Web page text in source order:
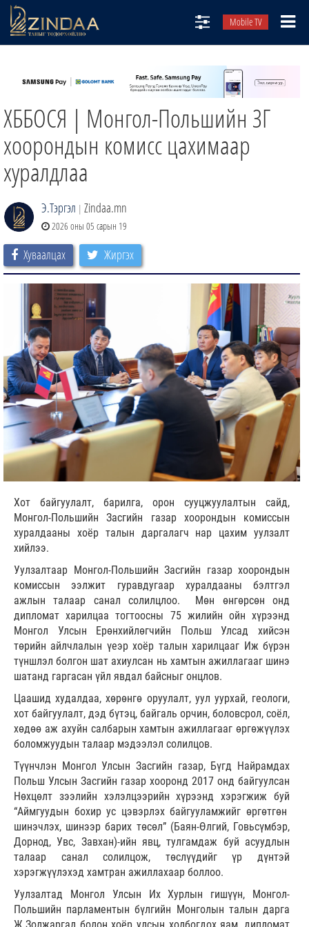
Mobile TV
ТВ8
ӨГЛӨӨНИЙ СОНИН
ЗИНДАА СЭТГҮҮЛ
ХББОСЯ | Монгол-Польшийн ЗГ
хоорондын комисс цахимаар
хуралдлаа
Э.Тэргэл | Zindaa.mn
2026 оны 05 сарын 19
Хуваалцах Жиргэх
Хот байгуулалт, барилга, орон сууцжуулалтын сайд,
Монгол-Польшийн Засгийн газар хоорондын комиссын
хуралдааны хоёр талын даргалагч нар цахим уулзалт
хийлээ.
Уулзалтаар Монгол-Польшийн Засгийн газар хоорондын
комиссын ээлжит гуравдугаар хуралдааны бэлтгэл
ажлын талаар санал солилцлоо. Мөн өнгөрсөн онд
дипломат харилцаа тогтоосны 75 жилийн ойн хүрээнд
Монгол Улсын Ерөнхийлөгчийн Польш Улсад хийсэн
төрийн айлчлалын үеэр хоёр талын харилцааг Иж бүрэн
түншлэл болгон шат ахиулсан нь хамтын ажиллагааг шинэ
шатанд гаргасан үйл явдал байсныг онцлов.
Цаашид худалдаа, хөрөнгө оруулалт, уул уурхай, геологи,
хот байгуулалт, дэд бүтэц, байгаль орчин, боловсрол, соёл,
хөдөө аж ахуйн салбарын хамтын ажиллагааг өргөжүүлэх
боломжуудын талаар мэдээлэл солилцов.
Түүнчлэн Монгол Улсын Засгийн газар, Бүгд Найрамдах
Польш Улсын Засгийн газар хооронд 2017 онд байгуулсан
Нөхцөлт зээлийн хэлэлцээрийн хүрээнд хэрэгжиж буй
“Аймгуудын бохир ус цэвэрлэх байгууламжийг өргөтгөн
шинэчлэх, шинээр барих төсөл” (Баян-Өлгий, Говьсүмбэр,
Дорнод, Увс, Завхан)-ийн явц, тулгамдаж буй асуудлын
талаар санал солилцож, төслүүдийг үр дүнтэй
хэрэгжүүлэхэд хамтран ажиллахаар боллоо.
Уулзалтад Монгол Улсын Их Хурлын гишүүн, Монгол-
Польшийн парламентын бүлгийн Монголын талын дарга